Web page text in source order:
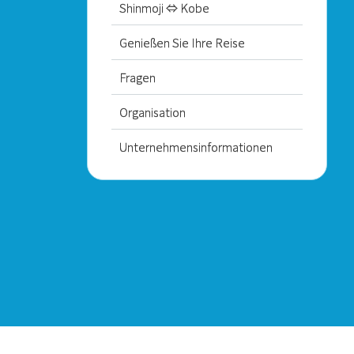
Shinmoji ⇔ Kobe
Genießen Sie Ihre Reise
Fragen
Organisation
Unternehmensinformationen